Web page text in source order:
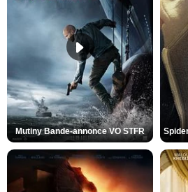
Mutiny Bande-annonce VO STFR